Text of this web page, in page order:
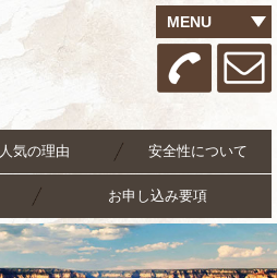
MENU
人気の理由 安全性について
お申し込み要項